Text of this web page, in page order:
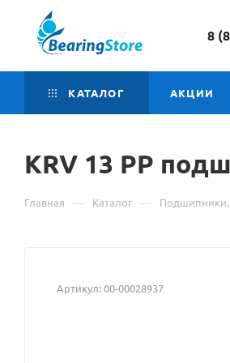
8
КАТАЛОГ АКЦИИ
KRV 13
о
13
PP
Главная — Каталог —
Артикул:00-00028937